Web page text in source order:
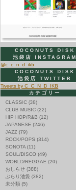
COCONUTS DISK
池袋店 INSTAGRAM
@c_c_n_d_ikb
COCONUTS DISK
池袋店 TWITTER
Tweets by C_C_N_D_IKB
カテゴリー
CLASSIC (38)
CLUB MUSIC (22)
HIP HOP/R&B (12)
JAPANESE (246)
JAZZ (79)
ROCK/POPS (314)
SONOTA (11)
SOUL/DISCO (49)
WORLD/REGGAE (20)
おしらせ (388)
ぶらり池袋 (382)
未分類 (5)